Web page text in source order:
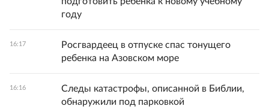
году
16:17
Росгвардеец в отпуске спас тонущего
ребенка на Азовском море
16:16
Следы катастрофы, описанной в Библии,
обнаружили под парковкой